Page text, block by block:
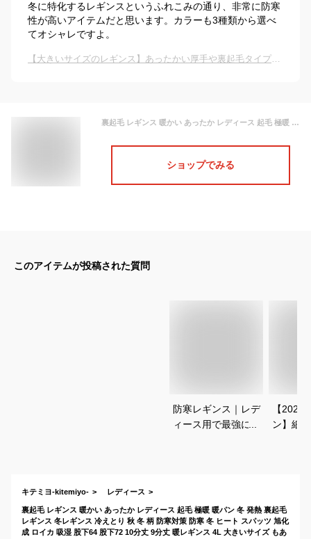
冬に特化するレギンスというふれこみの通り、非常に防寒
性が高いアイテムだと思います。カラーも3種類から選べ
てオシャレですよ。
【大きいサイズのレギンス】あったかい厚手や裏起毛タイプのおすすめは？
裏起毛 レギンス 暖かい あったか レディース 起毛 極暖 暖パン 冬 発熱 裏起毛レギンス 冬レギンス 冷えとり 秋 冬 柄 防寒対策 防寒 冬 ヒート スパッツ 旭化成 ロイカ 吸湿 股下64 股下72 10分丈 9分丈 暖レギンス 4L 大きいサイズ もあり 細く見える 日本製 大人 綿混
ショップでみる
このアイテムが投稿された質問
防寒レギンス｜レデ
ィース用で最強に暖
【2023
ン】細
キテミヨ-kitemiyo- レディース
裏起毛 レギンス 暖かい あったか レディース 起毛 極暖 暖パン 冬 発熱 裏起毛
レギンス 冬レギンス 冷えとり 秋 冬 柄 防寒対策 防寒 冬 ヒート スパッツ 旭化
成 ロイカ 吸湿 股下64 股下72 10分丈 9分丈 暖レギンス 4L 大きいサイズ もあ